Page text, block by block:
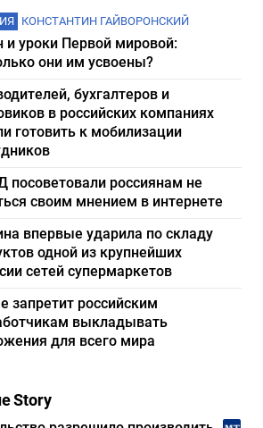
КОНСТАНТИН ГАЙВОРОНСКИЙ
и уроки Первой мировой:
они им усвоены?
бухгалтеров и
в российских компаниях
готовить к мобилизации
посоветовали россиянам не
своим мнением в интернете
впервые ударила по складу
одной из крупнейших
сетей супермаркетов
запретит российским
выкладывать
для всего мира